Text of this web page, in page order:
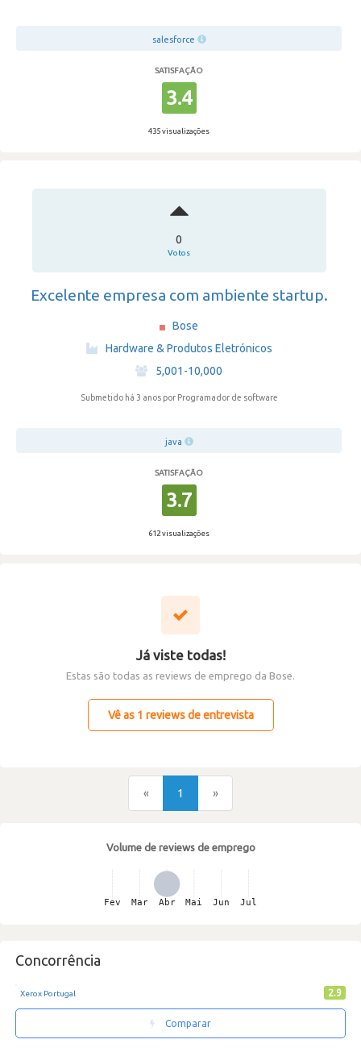
salesforce
SATISFAÇÃO
3.4
435 visualizações
0
Votos
Excelente empresa com ambiente startup.
Bose
Hardware & Produtos Eletrónicos
·
5,001-10,000
Submetido há 3 anos por Programador de software
java
SATISFAÇÃO
3.7
612 visualizações
Já viste todas!
Estas são todas as reviews de emprego da Bose.
Vê as 1 reviews de entrevista
« 1 »
Volume de reviews de emprego
Concorrência
Xerox Portugal 2.9
Comparar